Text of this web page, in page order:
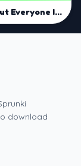
Sprunki But Everyone Is Sky
download